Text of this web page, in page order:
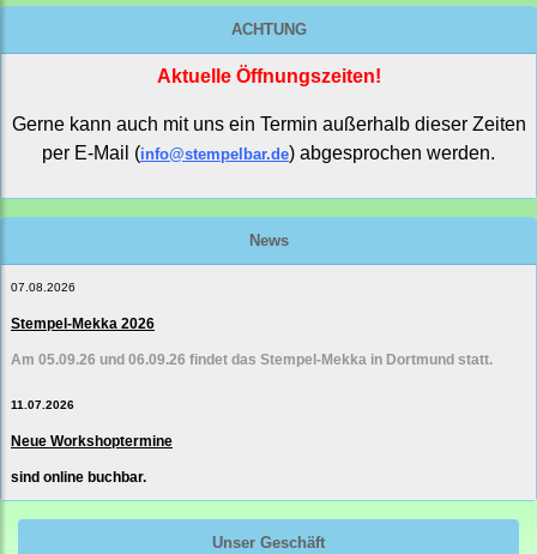
ACHTUNG
Aktuelle Öffnungszeiten!
Gerne kann auch mit uns ein Termin außerhalb dieser Zeiten
per E-Mail (info@stempelbar.de) abgesprochen werden.
News
07.08.2026
Stempel-Mekka 2026
Am 05.09.26 und 06.09.26 findet das Stempel-Mekka in Dortmund statt.
11.07.2026
Neue Workshoptermine
sind online buchbar.
Unser Geschäft